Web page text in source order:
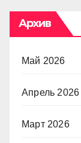
Архив
Май 2026
Апрель 2026
Март 2026